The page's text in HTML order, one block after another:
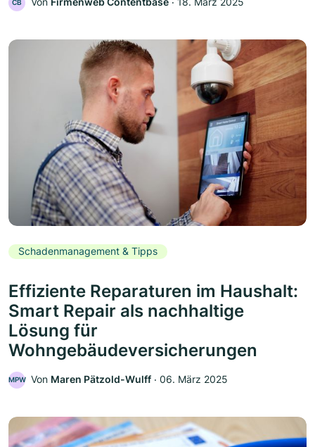
CB
Schadenmanagement & Tipps
Effiziente Reparaturen im Haushalt:
Smart Repair als nachhaltige
Lösung für
Wohngebäudeversicherungen
MPW Von Maren Pätzold-Wulff ‧ 06. März 2025